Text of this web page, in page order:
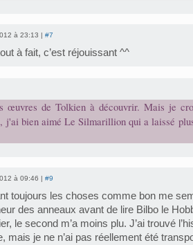
à 23:13 | #7
à fait, c’est réjouissant ^^
œuvres de Tolkien à découvrir. Mais je
bien aimé Le Silmarillion qui a laissé
à 09:46 | #9
toujours les choses comme bon me
des anneaux avant de lire Bilbo le
le second m’a moins plu. J’ai trouvé
mais je ne n’ai pas réellement été